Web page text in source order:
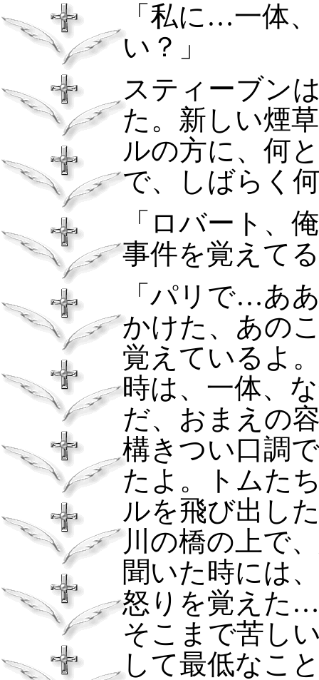
「私に…一体
い？」
スティーブン
た。新しい煙
ルの方に、何
で、しばらく
「ロバート、
事件を覚えて
「パリで…あ
かけた、あの
覚えているよ
時は、一体、
だ、おまえの
構きつい口調
たよ。トムた
ルを飛び出し
川の橋の上で
聞いた時には
怒りを覚えた
そこまで苦し
して最低な